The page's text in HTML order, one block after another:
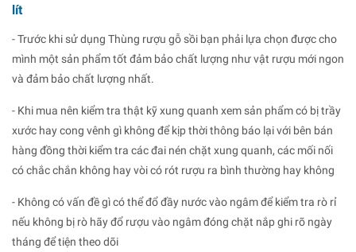
lít
- Trước khi sử dụng Thùng rượu gỗ sồi bạn phải lựa chọn được cho
mình một sản phẩm tốt đảm bảo chất lượng như vật rượu mới ngon
và đảm bảo chất lượng nhất.
- Khi mua nên kiểm tra thật kỹ xung quanh xem sản phẩm có bị trầy
xước hay cong vênh gì không để kịp thời thông báo lại với bên bán
hàng đồng thời kiểm tra các đai nén chặt xung quanh, các mối nối
có chắc chắn không hay vòi có rót rượu ra bình thường hay không
- Không có vấn đề gì có thể đổ đầy nước vào ngâm để kiểm tra rò rỉ
nếu không bị rò hãy đổ rượu vào ngâm đóng chặt nắp ghi rõ ngày
tháng để tiện theo dõi